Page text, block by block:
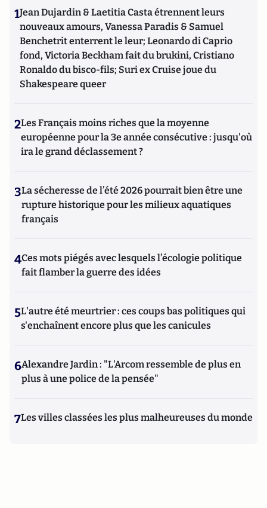
1Jean Dujardin & Laetitia Casta étrennent leurs
nouveaux amours, Vanessa Paradis & Samuel
Benchetrit enterrent le leur; Leonardo di Caprio
fond, Victoria Beckham fait du brukini, Cristiano
Ronaldo du bisco-fils; Suri ex Cruise joue du
Shakespeare queer
2Les Français moins riches que la moyenne
européenne pour la 3e année consécutive : jusqu'où
ira le grand déclassement ?
3La sécheresse de l’été 2026 pourrait bien être une
rupture historique pour les milieux aquatiques
français
4Ces mots piégés avec lesquels l’écologie politique
fait flamber la guerre des idées
5L'autre été meurtrier : ces coups bas politiques qui
s'enchaînent encore plus que les canicules
6Alexandre Jardin : "L'Arcom ressemble de plus en
plus à une police de la pensée"
7Les villes classées les plus malheureuses du monde